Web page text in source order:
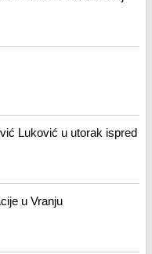
Luković u utorak ispred
u Vranju